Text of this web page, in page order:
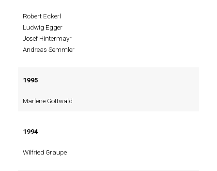
Robert Eckerl
Ludwig Egger
Josef Hintermayr
Andreas Semmler
1995
Marlene Gottwald
1994
Wilfried Graupe